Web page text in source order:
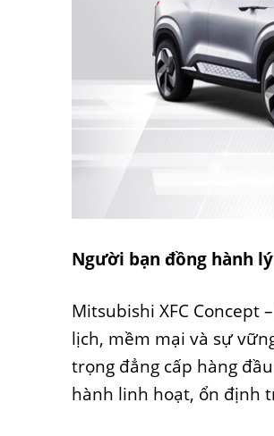
Người bạn đồng hành
Mitsubishi XFC Concept
lịch, mềm mại và sự
trọng đẳng cấp hàng
hành linh hoạt, ổn định